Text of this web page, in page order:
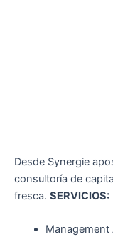
Desde Synergie
consultoría de
fresca. SERVICIOS:
Management